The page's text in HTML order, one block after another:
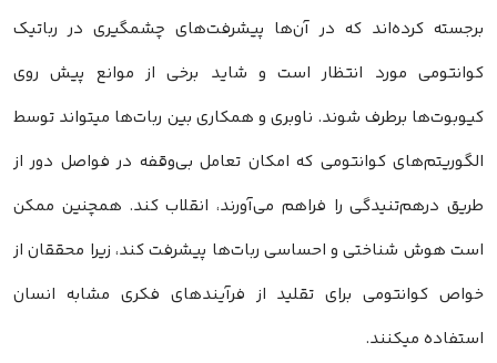
برجسته کرده‌اند که در آن‌ها پیشرفت‌های چشمگیری در رباتیک
کوانتومی مورد انتظار است و شاید برخی از موانع پیش روی
کیوبوت‌ها برطرف شوند. ناوبری و همکاری بین ربات‌ها میتواند توسط
الگوریتم‌های کوانتومی که امکان تعامل بی‌وقفه در فواصل دور از
طریق درهم‌تنیدگی را فراهم می‌آورند، انقلاب کند. همچنین ممکن
است هوش شناختی و احساسی ربات‌ها پیشرفت کند، زیرا محققان از
خواص کوانتومی برای تقلید از فرآیندهای فکری مشابه انسان
استفاده میکنند.